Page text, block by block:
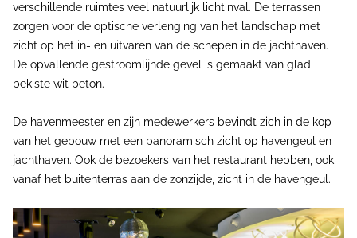
verschillende ruimtes veel natuurlijk lichtinval. De terrassen
zorgen voor de optische verlenging van het landschap met
zicht op het in- en uitvaren van de schepen in de jachthaven.
De opvallende gestroomlijnde gevel is gemaakt van glad
bekiste wit beton.
De havenmeester en zijn medewerkers bevindt zich in de kop
van het gebouw met een panoramisch zicht op havengeul en
jachthaven. Ook de bezoekers van het restaurant hebben, ook
vanaf het buitenterras aan de zonzijde, zicht in de havengeul.